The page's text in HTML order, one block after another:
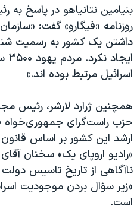
بنیامین نتانیاهو در پاسخ
روزنامه «فیگارو» گفت:
داشتن یک کشور به رسمیت
اسرائیل مرتبط بوده اند.»
همچنین ژرارد لارشر، رئیس
حزب راست‌گرای
ارشد این کشور بر اساس
»رادیو اروپای یک»‌ سخنان
ناآگاهی از تاریخ تاسیس
«زیر سؤال بردن موجودیت
است.